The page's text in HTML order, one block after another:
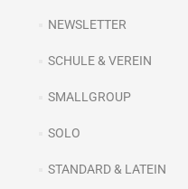
NEWSLETTER
SCHULE & VEREIN
SMALLGROUP
SOLO
STANDARD & LATEIN